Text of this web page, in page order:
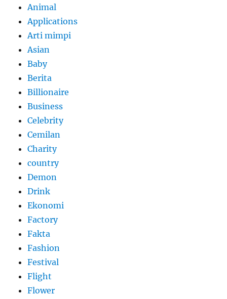
Animal
Applications
Arti mimpi
Asian
Baby
Berita
Billionaire
Business
Celebrity
Cemilan
Charity
country
Demon
Drink
Ekonomi
Factory
Fakta
Fashion
Festival
Flight
Flower